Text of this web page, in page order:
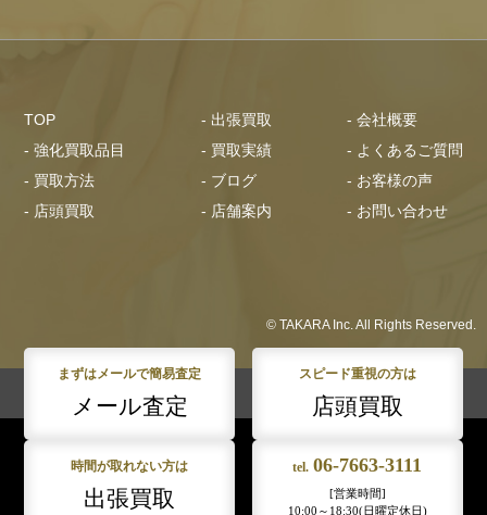
TOP
- 強化買取品目
- 買取方法
- 店頭買取
- 出張買取
- 買取実績
- ブログ
- 店舗案内
- 会社概要
- よくあるご質問
- お客様の声
- お問い合わせ
© TAKARA Inc. All Rights Reserved.
まずはメールで簡易査定
メール査定
スピード重視の方は
店頭買取
時間が取れない方は
出張買取
tel. 06-7663-3111
[営業時間]
10:00～18:30(日曜定休日)